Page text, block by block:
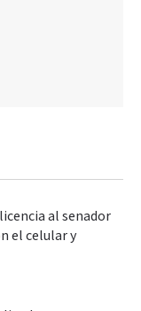
al senador
el celular y